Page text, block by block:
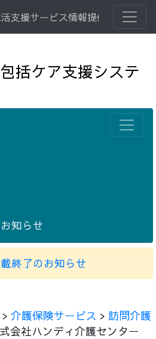
支援サービス情報提供システム
括ケア支援システ
知らせ
終了のお知らせ
> 介護保険サービス > 訪問介護
会社ハンディ介護センター